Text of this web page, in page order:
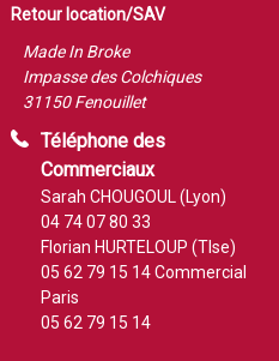
Retour location/SAV
Made In Broke
Impasse des Colchiques
31150 Fenouillet
Téléphone des
Commerciaux
Sarah CHOUGOUL (Lyon)
04 74 07 80 33
Florian HURTELOUP (Tlse)
05 62 79 15 14Commercial
Paris
05 62 79 15 14